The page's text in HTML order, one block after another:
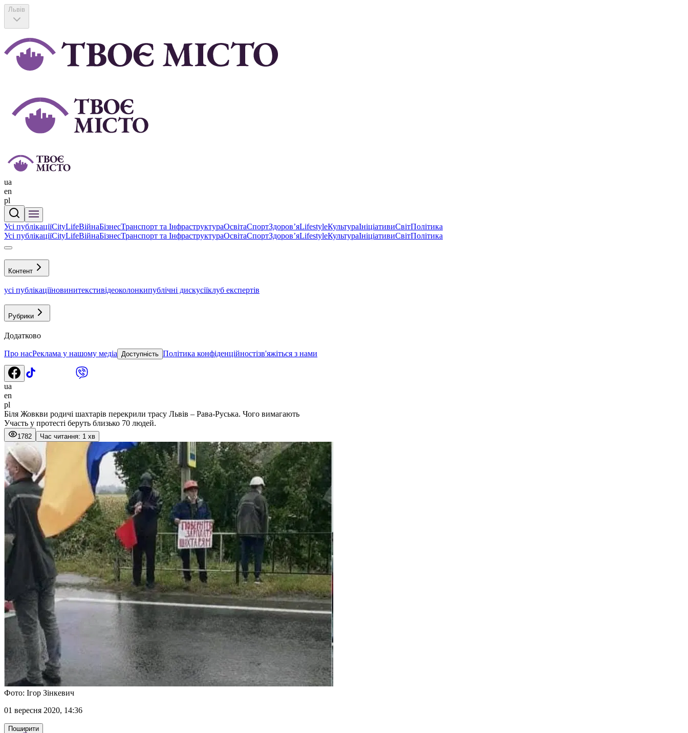
Львів
ua
en
pl
Усі публікаціїCityLifeВійнаБізнесТранспорт та ІнфраструктураОсвітаСпортЗдоровʼяLifestyleКультураІніціативиСвітПолітика
Усі публікаціїCityLifeВійнаБізнесТранспорт та ІнфраструктураОсвітаСпортЗдоровʼяLifestyleКультураІніціативиСвітПолітика
Контент
усі публікаціїновинитекстивідеоколонкипублічні дискусіїклуб експертів
Рубрики
Додатково
Про насРеклама у нашому медіа Доступність Політика конфіденційностізв'яжіться з нами
ua
en
pl
Біля Жовкви родичі шахтарів перекрили трасу Львів – Рава-Руська. Чого вимагають
Участь у протесті беруть близько 70 людей.
1782 Час читання: 1 хв
Фото: Ігор Зінкевич
01 вересня 2020, 14:36
Поширити